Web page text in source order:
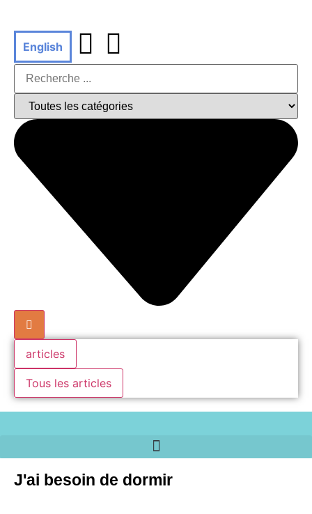
articles
Tous les articles
English
J'ai besoin de dormir